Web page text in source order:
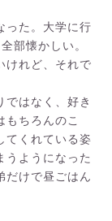
った。大学に行
部懐かしい。
けれど、それで
はなく、好き
ちろんのこ
てくれている姿
うようになった
だけで昼ごはん